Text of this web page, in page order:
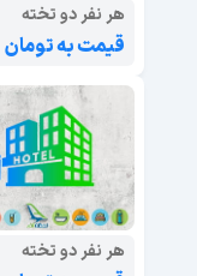
هر نفر دو تخته
قیمت به تومان
هر نفر دو تخته